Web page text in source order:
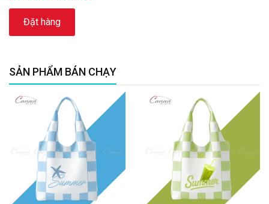
Đặt hàng
SẢN PHẨM BÁN CHẠY